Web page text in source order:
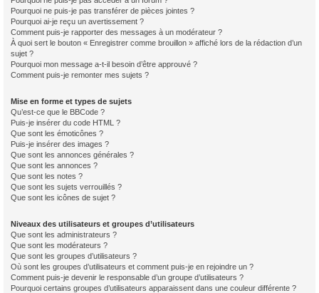
Pourquoi ne puis-je pas transférer de pièces jointes ?
Pourquoi ai-je reçu un avertissement ?
Comment puis-je rapporter des messages à un modérateur ?
À quoi sert le bouton « Enregistrer comme brouillon » affiché lors de la rédaction d’un
sujet ?
Pourquoi mon message a-t-il besoin d’être approuvé ?
Comment puis-je remonter mes sujets ?
Mise en forme et types de sujets
Qu’est-ce que le BBCode ?
Puis-je insérer du code HTML ?
Que sont les émoticônes ?
Puis-je insérer des images ?
Que sont les annonces générales ?
Que sont les annonces ?
Que sont les notes ?
Que sont les sujets verrouillés ?
Que sont les icônes de sujet ?
Niveaux des utilisateurs et groupes d’utilisateurs
Que sont les administrateurs ?
Que sont les modérateurs ?
Que sont les groupes d’utilisateurs ?
Où sont les groupes d’utilisateurs et comment puis-je en rejoindre un ?
Comment puis-je devenir le responsable d’un groupe d’utilisateurs ?
Pourquoi certains groupes d’utilisateurs apparaissent dans une couleur différente ?